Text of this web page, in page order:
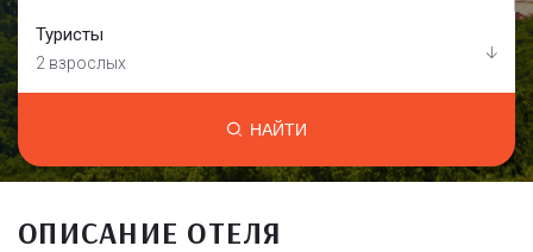
Туристы
2 взрослых
НАЙТИ
ОПИСАНИЕ ОТЕЛЯ